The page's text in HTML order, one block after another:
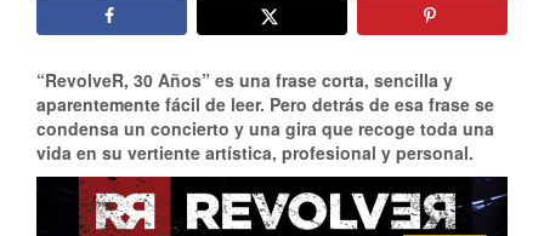
“RevolveR, 30 Años” es una frase corta, sencilla y
aparentemente fácil de leer. Pero detrás de esa frase se
condensa un concierto y una gira que recoge toda una
vida en su vertiente artística, profesional y personal.